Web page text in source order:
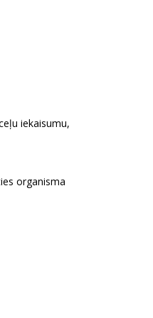
iekaisumu,
organisma